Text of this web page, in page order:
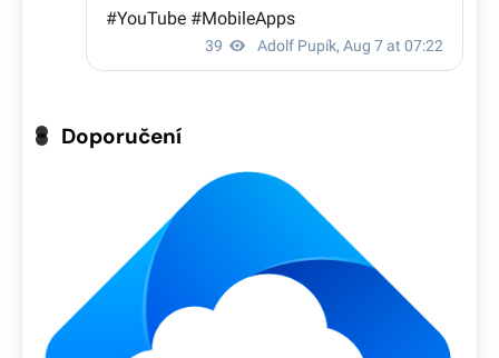
Doporučení